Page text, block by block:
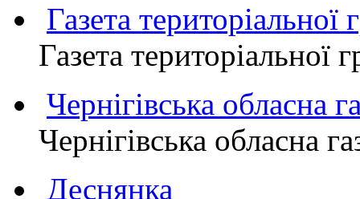
Газета
Газета
Чернігівська обласна
Чернігівська обласна
Деснянка